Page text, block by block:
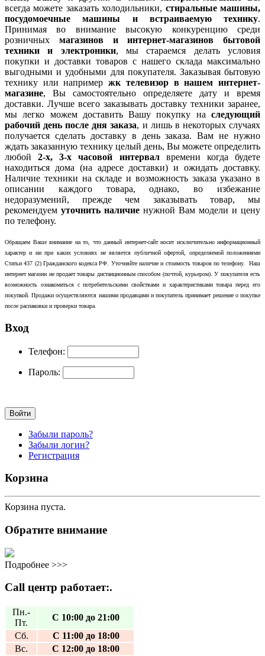
всегда можете заказать холодильники, стиральные машины,
посудомоечные машины и встраиваемую технику.
Принимая во внимание высокую конкуренцию среди
розничных магазинов и интернет-магазинов бытовой
техники и электроники, мы стараемся делать условия
покупки и доставки товаров с нашего склада максимально
выгодными и удобными для покупателя. Заказывая бытовую
технику или напримержк телевизор в нашем интернет-
магазине, Вы самостоятельно определяете дату и время
доставки. Лучше всего заказывать доставку техники заранее,
мы легко можем доставить Вашу покупку на следующий
рабочий день после дня заказа, и лишь в некоторых случаях
получается сделать доставку в день заказа. Вам не нужно
ждать заказанную технику целый день, Вы можете определить
любой2-х, 3-х часовой интервалвремени когда будете
находиться дома (на адресе доставки) и ожидать доставку.
Наличие техники на складе и возможность заказа указано в
описании каждого товара, однако, во избежание
недоразумений, прежде чем заказывать товар, мы
рекомендуем уточнить наличие нужной Вам модели и цену
по телефону.
Обращаем Ваше внимание на то, что данный интернет-сайт носит исключительно информационный
характер и ни при каких условиях не является публичной офертой, определяемой положениями
Статьи 437 (2) Гражданского кодекса РФ. Уточняйте наличие и стоимость товаров по телефону. Наш
интернет магазин не продает товары дистанционным способом (почтой, курьером). У покупателя есть
возможность ознакомиться с потребительскими свойствами и характеристиками товара перед его
покупкой. Продажи осуществляются нашими продавцами и покупатель принимает решение о покупке
после распаковки и проверки товара.
Вход
Телефон:
Пароль:
Забыли пароль?
Забыли логин?
Регистрация
Корзина
Корзина пуста.
Обратите внимание
Подробнее >>>
Call центр работает:.
Пн.-
Пт.
С 10:00 до 21:00
Сб.
С 11:00 до 18:00
Вс.
С 12:00 до 18:00